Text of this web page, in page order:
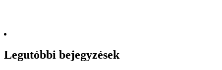
Legutóbbi bejegyzések